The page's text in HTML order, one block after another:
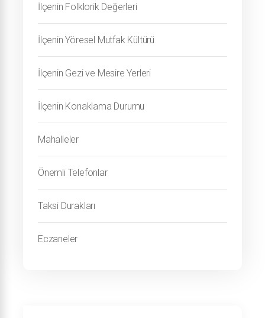
İlçenin Folklorik Değerleri
İlçenin Yöresel Mutfak Kültürü
İlçenin Gezi ve Mesire Yerleri
İlçenin Konaklama Durumu
Mahalleler
Önemli Telefonlar
Taksi Durakları
Eczaneler